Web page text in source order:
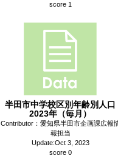
score 1
半田市中学校区別年齢別人口
2023年（毎月）
Contributor：愛知県半田市企画課広報
報担当
Update:Oct 3, 2023
score 0